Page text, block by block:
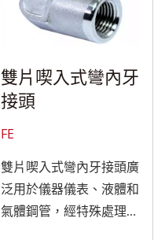
雙片喫入式彎內牙
接頭
FE
雙片喫入式彎內牙接頭廣
泛用於儀器儀表、液體和
氣體鋼管，經特殊處理